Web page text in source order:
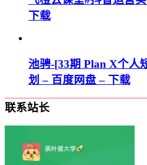
下载
池骋-[33期 Plan X个人
划 – 百度网盘 – 下载
联系站长